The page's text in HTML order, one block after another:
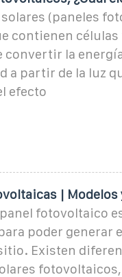
solares (paneles
contienen
convertir la
a partir de la luz
efecto
| Modelos
fotovoltaico
poder generar
Existen